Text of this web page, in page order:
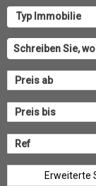
Erweiterte